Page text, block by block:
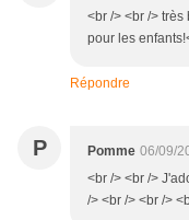
<br /> <br />
pour les
Répondre
P Pomme 06/09/
<br /> <br />
/> <br /> <br />